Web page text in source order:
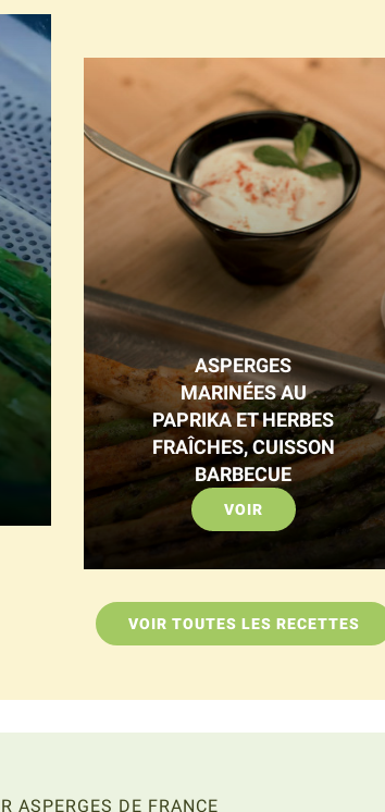
ASPERGES
MARINÉES AU
PAPRIKA ET HERBES
FRAÎCHES, CUISSON
BARBECUE
VOIR
VOIR TOUTES LES RECETTES
ASPERGES DE FRANCE